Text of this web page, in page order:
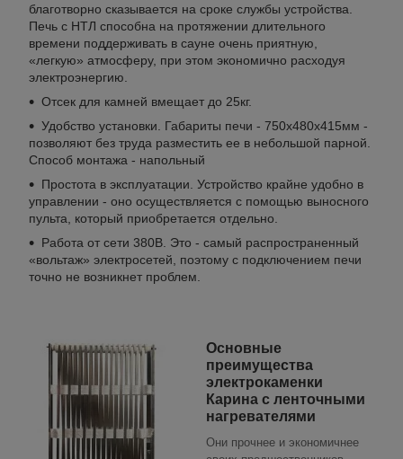
благотворно сказывается на сроке службы устройства.
Печь с НТЛ способна на протяжении длительного
времени поддерживать в сауне очень приятную,
«легкую» атмосферу, при этом экономично расходуя
электроэнергию.
Отсек для камней вмещает до 25кг.
Удобство установки. Габариты печи - 750x480x415мм -
позволяют без труда разместить ее в небольшой парной.
Способ монтажа - напольный
Простота в эксплуатации. Устройство крайне удобно в
управлении - оно осуществляется с помощью выносного
пульта, который приобретается отдельно.
Работа от сети 380В. Это - самый распространенный
«вольтаж» электросетей, поэтому с подключением печи
точно не возникнет проблем.
Основные
преимущества
электрокаменки
Карина с ленточными
нагревателями
Они прочнее и экономичнее